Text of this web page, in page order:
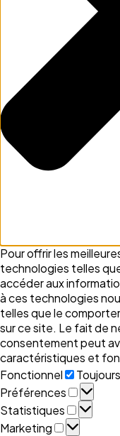
Pour offrir les
technologies telles
accéder aux
à ces technologies
telles que le
sur ce site. Le fait de
consentement peut
caractéristiques et
Fonctionnel
Préférences
Statistiques
Marketing
Marketing